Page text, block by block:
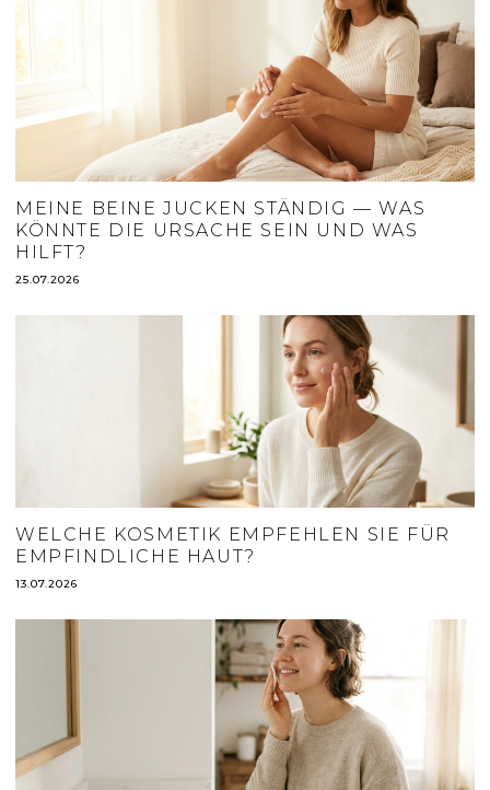
MEINE BEINE JUCKEN STÄNDIG — WAS
KÖNNTE DIE URSACHE SEIN UND WAS
HILFT?
25.07.2026
WELCHE KOSMETIK EMPFEHLEN SIE FÜR
EMPFINDLICHE HAUT?
13.07.2026